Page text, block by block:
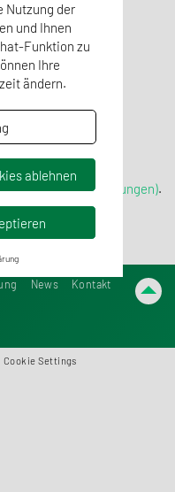
Geschäftsbedingungen).
Nutzung der
und Ihnen
Funktion zu
Ihre
ändern.
ablehnen
News Kontakt
Cookie Settings